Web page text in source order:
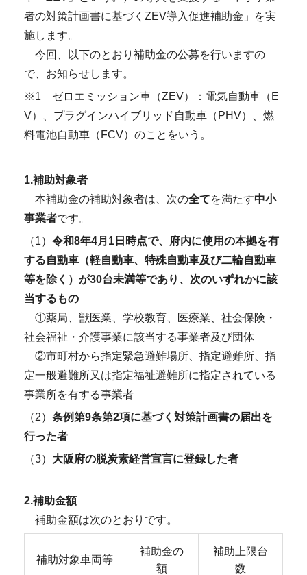
者の対策計画書に基づくZEV導入促進補助金」を実
施します。
今回、以下のとおり補助金の公募を行いますの
で、お知らせします。
※1 ゼロエミッション車（ZEV）：電気自動車（E
V）、プラグインハイブリッド自動車（PHV）、燃
料電池自動車（FCV）のことをいう。
1.補助対象者
本補助金の補助対象者は、次の全てを満たす中小
事業者です。
（1） 令和8年4月1日時点で、府内に使用の本拠を有
する自動車（軽自動車、特殊自動車及び二輪自動車
等を除く）が30台未満等であり、次のいずれかに該
当するもの
①薬局、獣医業、学校教育、医療業、社会保険・
社会福祉・介護事業に該当する事業者及び団体
②市町村から指定緊急避難場所、指定避難所、指
定一般避難所又は指定福祉避難所に指定されている
事業所を有する事業者
（2） 条例第9条第2項に基づく対策計画書の届出を
行った者
（3） 大阪府の脱炭素経営宣言に登録した者
2.補助金額
補助金額は次のとおりです。
補助対象車両等
補助金の
額
補助上限台
数